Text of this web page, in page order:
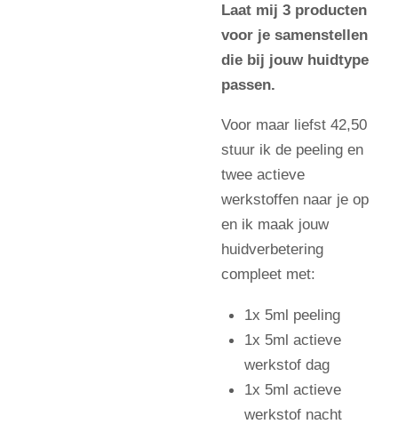
Laat mij 3 producten
voor je samenstellen
die bij jouw huidtype
passen.
Voor maar liefst 42,50
stuur ik de peeling en
twee actieve
werkstoffen naar je op
en ik maak jouw
huidverbetering
compleet met:
1x 5ml peeling
1x 5ml actieve
werkstof dag
1x 5ml actieve
werkstof nacht